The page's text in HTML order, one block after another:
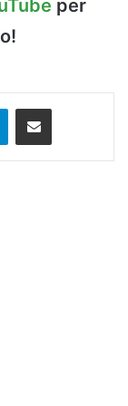
per
TelegramCondividi via Email